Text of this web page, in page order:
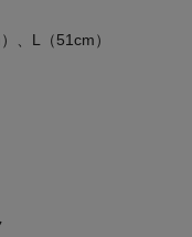
、L（51cm）